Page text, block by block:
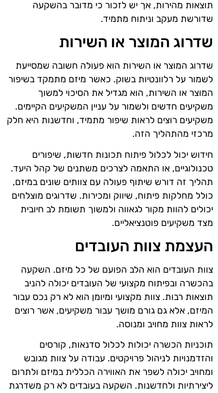
תוצאות מהירות, אך יש לזכור כי מדובר בהשקעה
שדורשת מעקב וניתוח מתמיד.
שדרוג המוצר או השירות
שדרוג המוצר או השירות הוא פעולה חשובה שמסייעת
לשמור על רלוונטיות בשוק. כאשר מיזם מתמקד בשיפור
המוצר או השירות, הוא מגדיל את הסיכוי למשוך
משקיעים חדשים ולשמור על עניין המשקיעים הקיימים.
משקיעים רוצים לראות שיפור מתמיד, וחדשנות היא חלק
מרכזי מהתהליך הזה.
חידוש יכול לכלול פיתוח תכונות חדשות, שיפורים
טכנולוגיים, או התאמה לצרכים משתנים של קהל היעד.
תהליך זה דורש שיתוף פעולה עם צוותים שונים במיזם,
כולל מחלקות פיתוח, שיווק ומכירות. שדרוגים מוצלחים
יכולים להוות מקור לגאווה ולמשוך תשומת לב חיובית
מצד משקיעים פוטנציאליים.
העצמת צוות העובדים
צוות העובדים הוא הלב הפועם של כל מיזם. השקעה
בהכשרה ובפיתוח מקצועי של העובדים יכולה להניב
תוצאות רבות. צוות מקצועי ומיומן הוא לא רק נכס עבור
המיזם, אלא גם גורם מושך עבור משקיעים, אשר רוצים
לראות צוות מחויב ומנוסה.
תוכניות הכשרה יכולות לכלול סדנאות, קורסים
והזדמנויות לניהול פרויקטים. עבודה על צוות מגובש
ומחויב יכולה לשפר את האווירה הכללית במיזם ולתרום
ליצירתיות ולחדשנות. השקעה בעובדים לא רק משדרגת